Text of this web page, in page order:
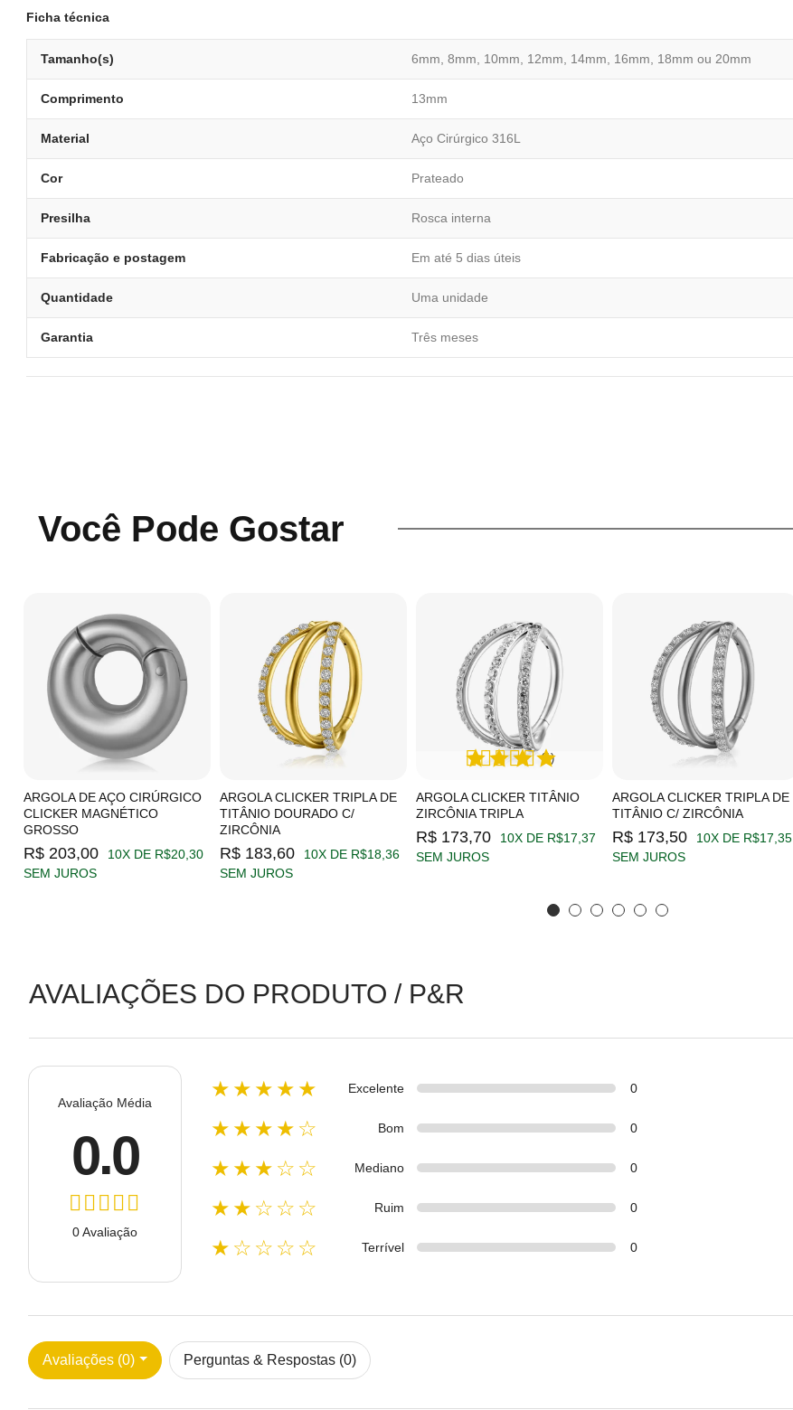
Ficha técnica
Tamanho(s) 6mm, 8mm, 10mm, 12mm, 14mm, 16mm, 18mm ou 20mm
Comprimento 13mm
Material Aço Cirúrgico 316L
Cor Prateado
Presilha Rosca interna
Fabricação e postagem Em até 5 dias úteis
Quantidade Uma unidade
Garantia Três meses
Você Pode Gostar
ARGOLA DE AÇO CIRÚRGICO
CLICKER MAGNÉTICO
GROSSO
R$ 203,00
10X DE R$20,30
SEM JUROS
ARGOLA CLICKER TRIPLA DE
TITÂNIO DOURADO C/
ZIRCÔNIA
R$ 183,60
10X DE R$18,36
SEM JUROS
ARGOLA CLICKER TITÂNIO
ZIRCÔNIA TRIPLA
(1)
R$ 173,70
10X DE R$17,37
SEM JUROS
ARGOLA CLICKER TRIPLA DE
TITÂNIO C/ ZIRCÔNIA
R$ 173,50
10X DE R$17,35
SEM JUROS
AVALIAÇÕES DO PRODUTO / P&R
Avaliação Média
0.0
0 Avaliação
★★★★★ Excelente 0
★★★★☆ Bom 0
★★★☆☆ Mediano 0
★★☆☆☆ Ruim 0
★☆☆☆☆ Terrível 0
Avaliações (0) Perguntas & Respostas (0)